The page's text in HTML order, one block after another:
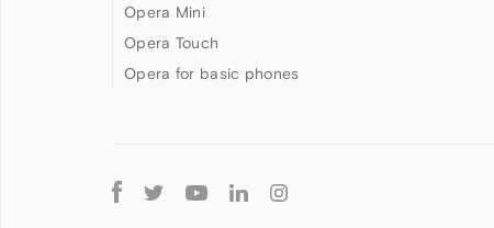
Opera Mini
Opera Touch
Opera for basic phones
Follow
Opera